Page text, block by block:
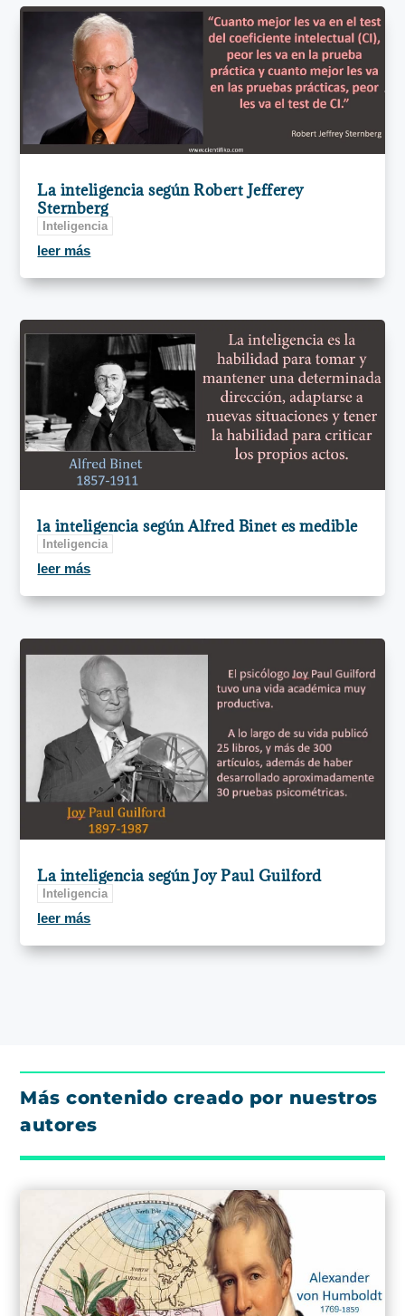
La inteligencia según Robert Jefferey
Sternberg
Inteligencia
leer más
la inteligencia según Alfred Binet es medible
Inteligencia
leer más
La inteligencia según Joy Paul Guilford
Inteligencia
leer más
Más contenido creado por nuestros
autores